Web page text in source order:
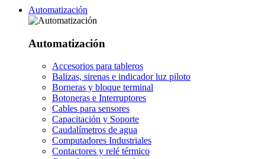
Automatización
Automatización
Accesorios para tableros
Balizas, sirenas e indicador luz piloto
Borneras y bloque terminal
Botoneras e Interruptores
Cables para sensores
Capacitación y Soporte
Caudalímetros de agua
Computadores Industriales
Contactores y relé térmico